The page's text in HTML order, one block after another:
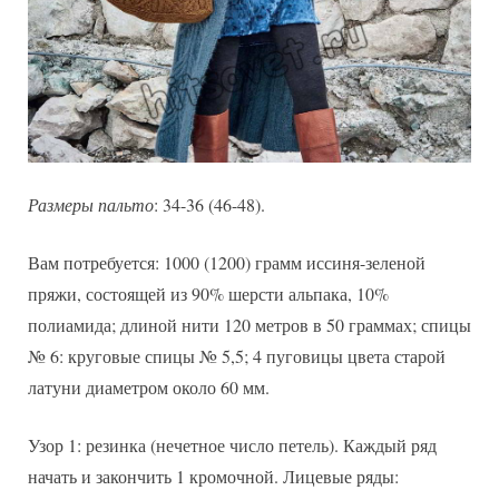
Размеры пальто: 34-36 (46-48).
Вам потребуется: 1000 (1200) грамм иссиня-зеленой
пряжи, состоящей из 90% шерсти альпака, 10%
полиамида; длиной нити 120 метров в 50 граммах; спицы
№ 6: круговые спицы № 5,5; 4 пуговицы цвета старой
латуни диаметром около 60 мм.
Узор 1: резинка (нечетное число петель). Каждый ряд
начать и закончить 1 кромочной. Лицевые ряды: